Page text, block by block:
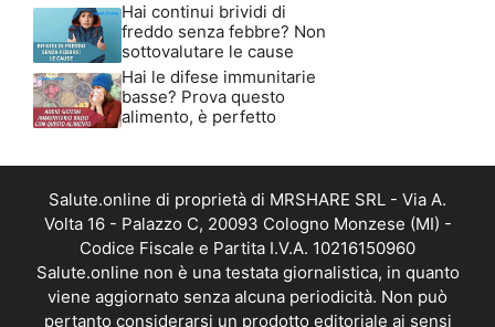
Hai continui brividi di
freddo senza febbre? Non
sottovalutare le cause
Hai le difese immunitarie
basse? Prova questo
alimento, è perfetto
Salute.online di proprietà di MRSHARE SRL - Via A.
Volta 16 - Palazzo C, 20093 Cologno Monzese (MI) -
Codice Fiscale e Partita I.V.A. 10216150960
Salute.online non è una testata giornalistica, in quanto
viene aggiornato senza alcuna periodicità. Non può
pertanto considerarsi un prodotto editoriale ai sensi